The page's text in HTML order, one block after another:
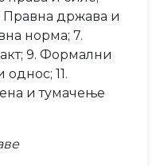
Правна држава и
норма; 7.
9. Формални
11.
и тумачење